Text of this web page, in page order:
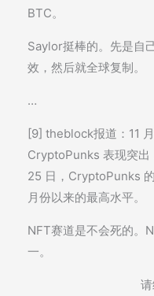
BTC。
Saylor挺棒的。先是自
效，然后就全球复制。
…
[9] theblock报道：11
CryptoPunks 表现突出
25 日，CryptoPunks
月份以来的最高水平。
NFT赛道是不会死的。
一。